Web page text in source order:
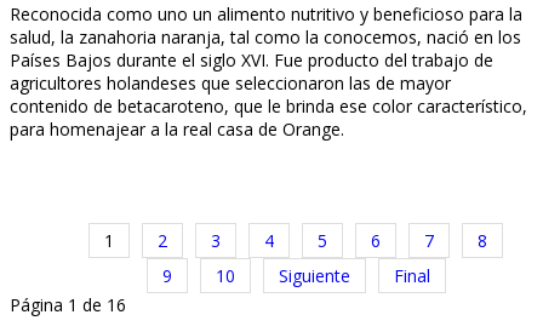
Reconocida como uno un alimento nutritivo y beneficioso para la
salud, la zanahoria naranja, tal como la conocemos, nació en los
Países Bajos durante el siglo XVI. Fue producto del trabajo de
agricultores holandeses que seleccionaron las de mayor
contenido de betacaroteno, que le brinda ese color característico,
para homenajear a la real casa de Orange.
1 2 3 4 5 6 7
8
9
10 Siguiente
Final
Página 1 de 16